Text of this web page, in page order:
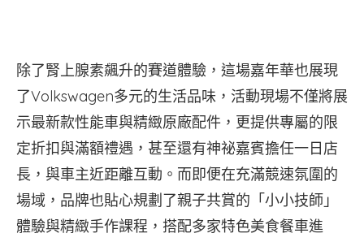
除了腎上腺素飆升的賽道體驗，這場嘉年華也展現
了Volkswagen多元的生活品味，活動現場不僅將展
示最新款性能車與精緻原廠配件，更提供專屬的限
定折扣與滿額禮遇，甚至還有神祕嘉賓擔任一日店
長，與車主近距離互動。而即便在充滿競速氛圍的
場域，品牌也貼心規劃了親子共賞的「小小技師」
體驗與精緻手作課程，搭配多家特色美食餐車進